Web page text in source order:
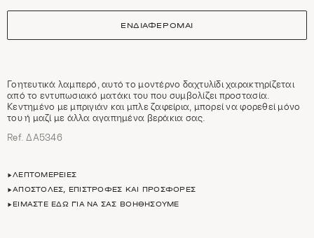
ΕΝΔΙΑΦΕΡΟΜΑΙ
Γοητευτικά λαμπερό, αυτό το μοντέρνο δαχτυλίδι χαρακτηρίζεται
από το εντυπωσιακό ματάκι του που συμβολίζει προστασία.
Κεντημένο με μπριγιάν και μπλε ζαφείρια, μπορεί να φορεθεί μόνο
του ή μαζί με άλλα αγαπημένα βεράκια σας.
Ref. ΔΑ5346
ΛΕΠΤΟΜΈΡΕΙΕΣ
ΑΠΟΣΤΟΛΈΣ, ΕΠΙΣΤΡΟΦΈΣ ΚΑΙ ΠΡΟΣΦΟΡΈΣ
ΕΊΜΑΣΤΕ ΕΔΏ ΓΙΑ ΝΑ ΣΑΣ ΒΟΗΘΉΣΟΥΜΕ